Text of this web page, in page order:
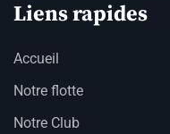
Liens rapides
Accueil
Notre flotte
Notre Club